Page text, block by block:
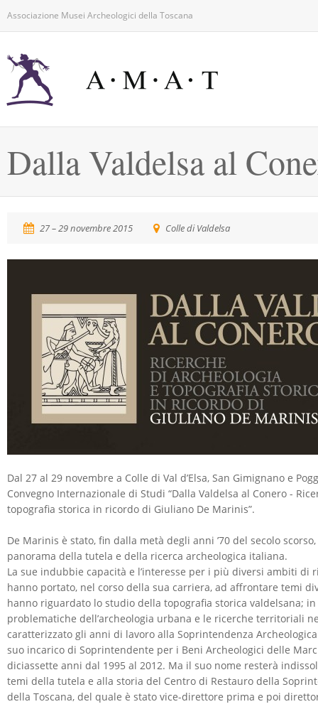
Associazione Musei Archeologici della Toscana
Dalla Valdelsa al
27 – 29 novembre 2015 Colle di Valdelsa
Dal 27 al 29 novembre a Colle di Val d’Elsa, San Gimignano e
Convegno Internazionale di Studi “Dalla Valdelsa al Conero -
topografia storica in ricordo di Giuliano De Marinis”.
De Marinis è stato, fin dalla metà degli anni ’70 del secolo
panorama della tutela e della ricerca archeologica italiana.
La sue indubbie capacità e l’interesse per i più diversi ambiti di
hanno portato, nel corso della sua carriera, ad affrontare temi
hanno riguardato lo studio della topografia storica valdelsana; in
problematiche dell’archeologia urbana e le ricerche territoriali
caratterizzato gli anni di lavoro alla Soprintendenza
suo incarico di Soprintendente per i Beni Archeologici delle
diciassette anni dal 1995 al 2012. Ma il suo nome resterà
temi della tutela e alla storia del Centro di Restauro della
della Toscana, del quale è stato vice-direttore prima e poi